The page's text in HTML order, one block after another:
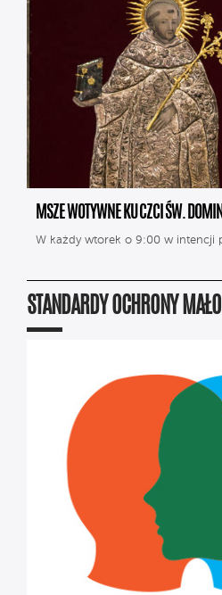
MSZE WOTYWNE KU CZCI ŚW.
W każdy wtorek o 9:00 w intencji
STANDARDY OCHRONY